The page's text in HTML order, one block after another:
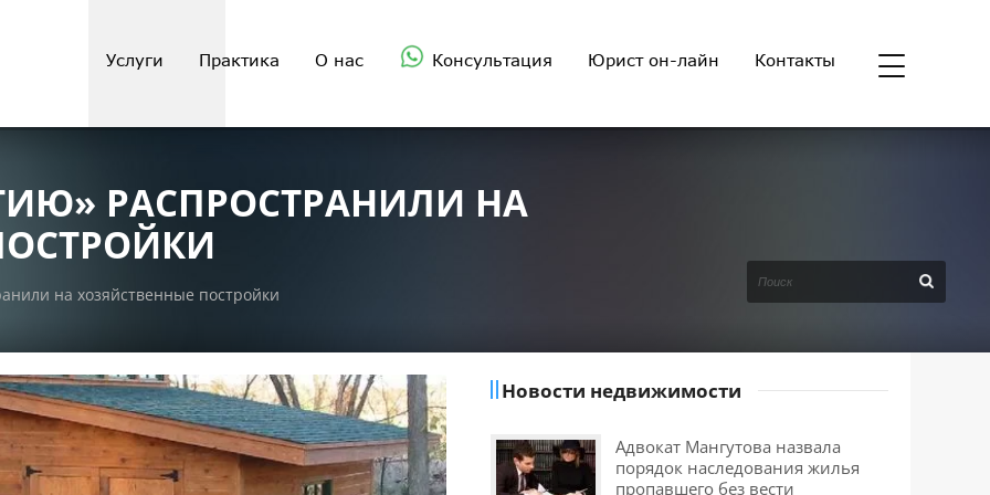
Услуги Практика О нас Консультация Юрист он-лайн Контакты
РАСПРОСТРАНИЛИ НА
на хозяйственные постройки
Новости недвижимости
Адвокат Мангутова назвала
порядок наследования жилья
пропавшего без вести